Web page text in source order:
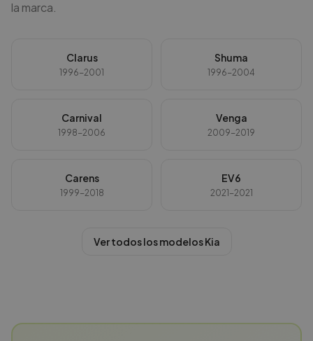
la marca.
Clarus
1996-2001
Shuma
1996-2004
Carnival
1998-2006
Venga
2009-2019
Carens
1999-2018
EV6
2021-2021
Ver todos los modelosKia